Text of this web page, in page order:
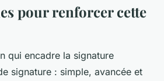
pour renforcer cette
qui encadre la signature
signature : simple, avancée et